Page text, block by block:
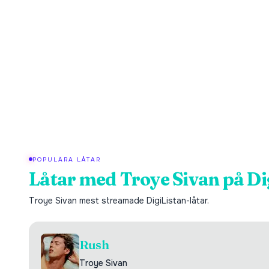
POPULÄRA LÅTAR
Låtar medTroye Sivanpå
Troye Sivan mest streamade DigiListan-låtar.
Rush
Troye Sivan